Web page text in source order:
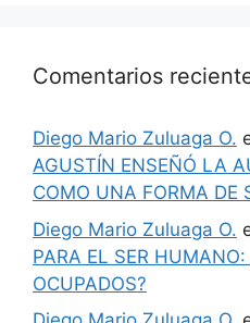
Comentarios
Diego Mario Zuluaga O.
AGUSTÍN ENSEÑÓ LA
COMO UNA FORMA DE
Diego Mario Zuluaga O.
PARA EL SER
OCUPADOS?